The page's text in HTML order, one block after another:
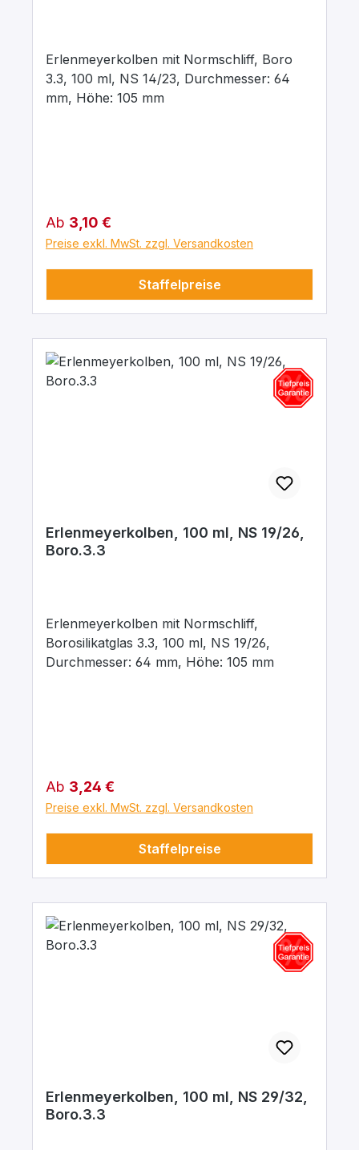
Erlenmeyerkolben mit Normschliff, Boro
3.3, 100 ml, NS 14/23, Durchmesser: 64
mm, Höhe: 105 mm
Regulärer Preis:
Ab 3,10 €
Preise exkl. MwSt. zzgl. Versandkosten
Staffelpreise
Erlenmeyerkolben, 100 ml, NS 19/26,
Boro.3.3
Erlenmeyerkolben mit Normschliff,
Borosilikatglas 3.3, 100 ml, NS 19/26,
Durchmesser: 64 mm, Höhe: 105 mm
Regulärer Preis:
Ab 3,24 €
Preise exkl. MwSt. zzgl. Versandkosten
Staffelpreise
Erlenmeyerkolben, 100 ml, NS 29/32,
Boro.3.3